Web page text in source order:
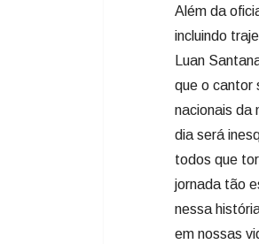
Além da
incluindo
Luan
que o cantor
nacionais da
dia será
todos que
jornada tão
nessa
em nossas